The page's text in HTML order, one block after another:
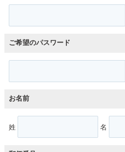
ご希望のパスワード
お名前
姓 名